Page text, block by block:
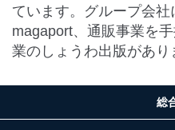
ています。グループ会
magaport、通販事業を
業のしょうわ出版があり
総